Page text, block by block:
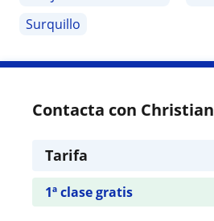
Surquillo
Contacta con Christian
Tarifa
1ª clase gratis